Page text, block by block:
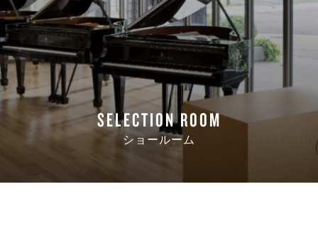
SELECTION ROOM
ショールーム